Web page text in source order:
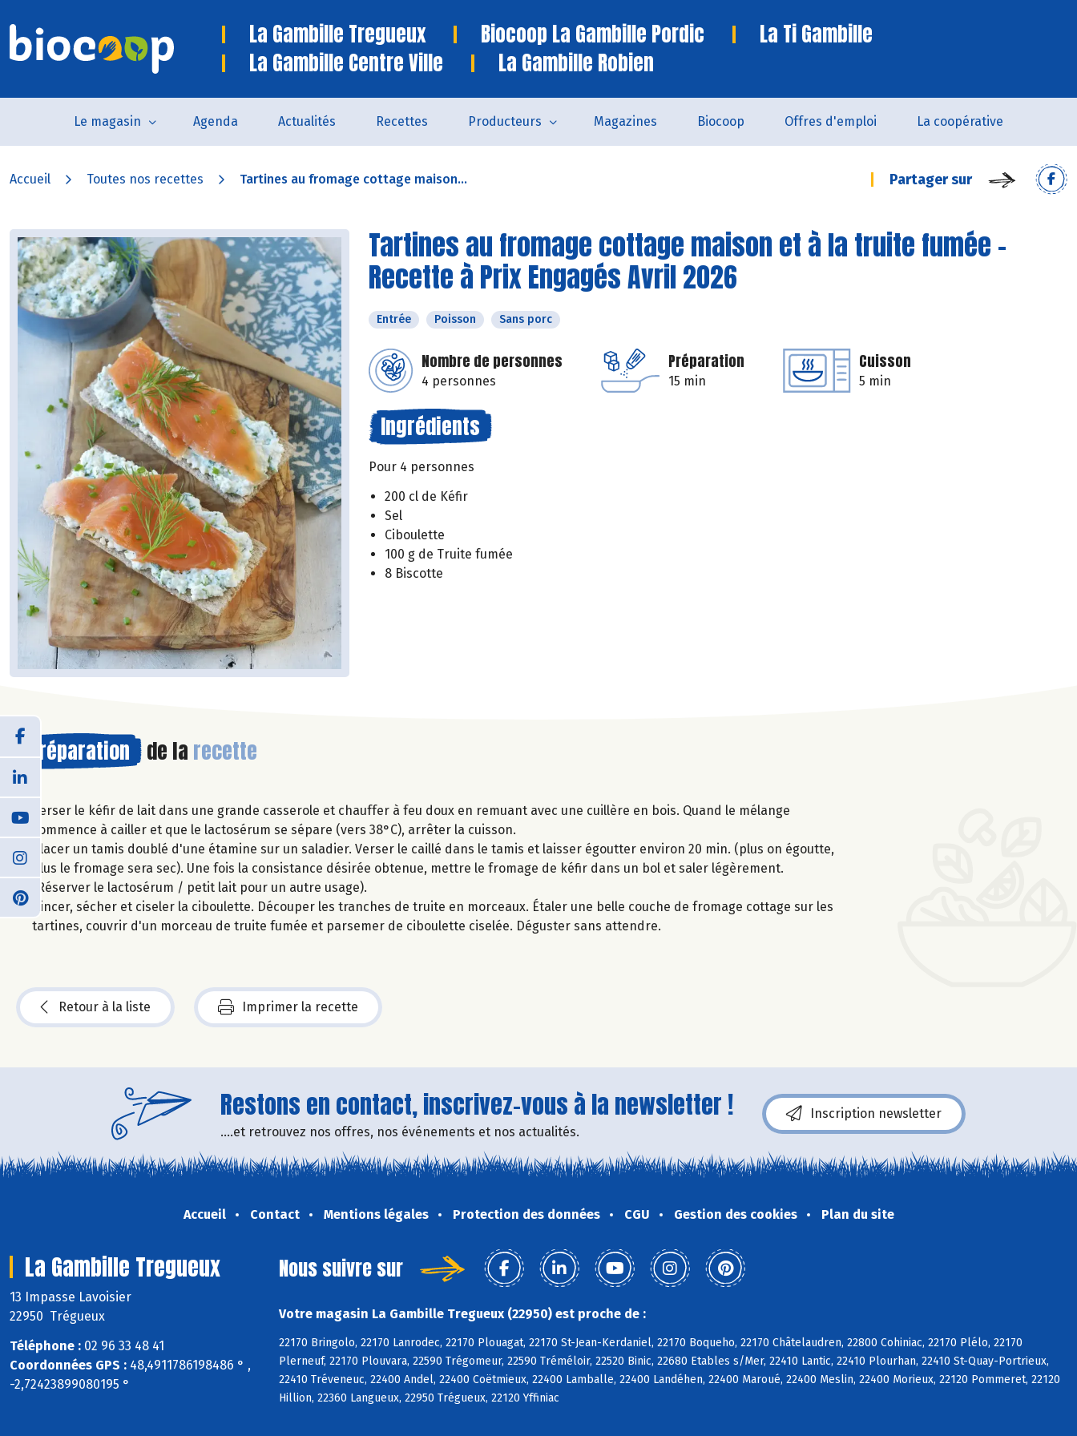
La Gambille Tregueux Biocoop La Gambille Pordic
La Ti Gambille
La Gambille Centre Ville
La Gambille Robien
Le magasin Agenda Actualités Recettes Producteurs Magazines Biocoop Offres d'emploi La coopérative
Accueil Toutes nos recettes Tartines au fromage cottage maison... Partager sur
Tartines au fromage cottage maison et à la truite fumée -
Recette à Prix Engagés Avril 2026
Entrée Poisson Sans porc
Nombre de personnes
4 personnes
Préparation
15 min
Cuisson
5 min
Ingrédients
Pour 4 personnes
200 cl de Kéfir
Sel
Ciboulette
100 g de Truite fumée
8 Biscotte
Préparation de la recette
Verser le kéfir de lait dans une grande casserole et chauffer à feu doux en remuant avec une cuillère en bois. Quand le mélange
commence à cailler et que le lactosérum se sépare (vers 38°C), arrêter la cuisson.
Placer un tamis doublé d'une étamine sur un saladier. Verser le caillé dans le tamis et laisser égoutter environ 20 min. (plus on égoutte,
plus le fromage sera sec). Une fois la consistance désirée obtenue, mettre le fromage de kéfir dans un bol et saler légèrement.
(Réserver le lactosérum / petit lait pour un autre usage).
Rincer, sécher et ciseler la ciboulette. Découper les tranches de truite en morceaux. Étaler une belle couche de fromage cottage sur les
tartines, couvrir d'un morceau de truite fumée et parsemer de ciboulette ciselée. Déguster sans attendre.
Retour à la liste Imprimer la recette
Restons en contact, inscrivez-vous à la newsletter !
....et retrouvez nos offres, nos événements et nos actualités.
Inscription newsletter
Accueil Contact Mentions légales Protection des données CGU Gestion des cookies Plan du site
La Gambille Tregueux
13 Impasse Lavoisier
22950 Trégueux
Téléphone : 02 96 33 48 41
Coordonnées GPS : 48,4911786198486 ° ,
-2,72423899080195 °
Nous suivre sur
Votre magasin La Gambille Tregueux (22950) est proche de :
22170 Bringolo, 22170 Lanrodec, 22170 Plouagat, 22170 St-Jean-Kerdaniel, 22170 Boqueho, 22170 Châtelaudren, 22800 Cohiniac, 22170 Plélo, 22170
Plerneuf, 22170 Plouvara, 22590 Trégomeur, 22590 Tréméloir, 22520 Binic, 22680 Etables s/Mer, 22410 Lantic, 22410 Plourhan, 22410 St-Quay-Portrieux,
22410 Tréveneuc, 22400 Andel, 22400 Coëtmieux, 22400 Lamballe, 22400 Landéhen, 22400 Maroué, 22400 Meslin, 22400 Morieux, 22120 Pommeret, 22120
Hillion, 22360 Langueux, 22950 Trégueux, 22120 Yffiniac